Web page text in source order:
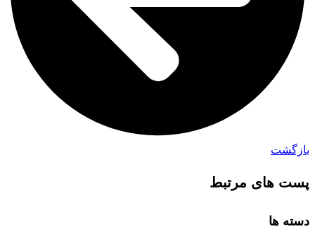
بازگشت
پست های مرتبط
دسته ها